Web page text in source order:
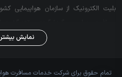
بلیت الکترونیک از سازمان
اسپادچارتر بزرگترین آژانس هواپیمایی
نمایش بیشتر
تمام حقوق برای شرکت خدمات مسافرت